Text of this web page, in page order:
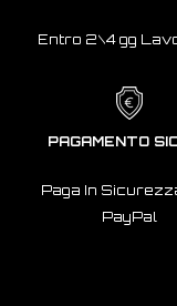
Entro 2\4 gg
PAGAMENTO
Paga In
PayPal